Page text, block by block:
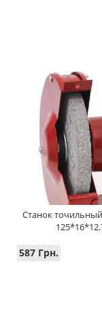
Станок
587 Грн.